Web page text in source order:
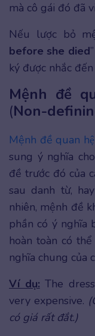
mà cô gái đó đã
Nếu lược bỏ
before she died
ký được nhắc
Mệnh đề
(Non-
Mệnh đề quan
sung ý nghĩa
đề trước đó của
sau danh từ,
nhiên, mệnh đề
phần có ý nghĩa
hoàn toàn có
nghĩa chung của
Ví dụ: The dress
very expensive.
có giá rất đắt.)